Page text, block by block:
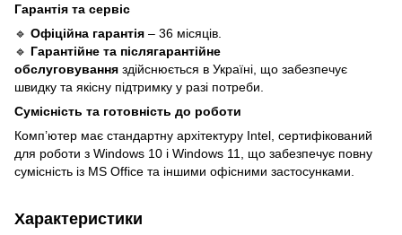
Гарантія та сервіс
🔹 Офіційна гарантія – 36 місяців.
🔹 Гарантійне та післягарантійне
обслуговування здійснюється в Україні, що забезпечує
швидку та якісну підтримку у разі потреби.
Сумісність та готовність до роботи
Комп’ютер має стандартну архітектуру Intel, сертифікований
для роботи з Windows 10 і Windows 11, що забезпечує повну
сумісність із MS Office та іншими офісними застосунками.
Характеристики